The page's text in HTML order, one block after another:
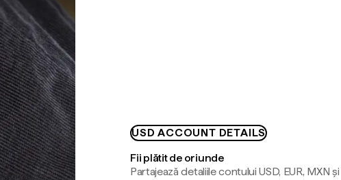
USD ACCOUNT DETAILS
Fii plătit de oriunde
Partajează detaliile contului USD, EUR, MXN